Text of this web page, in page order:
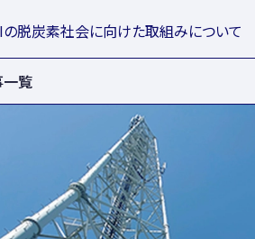
脱炭素社会に向けた取組みについて
一覧